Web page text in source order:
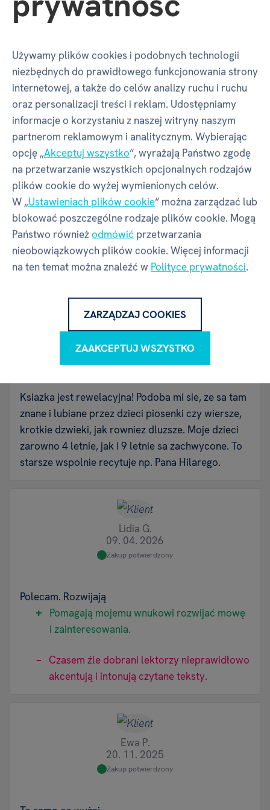
Opinie3 ×
Opinie5
3 x
100 %klienci polecają
3oceny użytkowników
Czy masz doświadczenie z tym towarem?
Napisz recenzję, aby pomóc innym wybrać.
Przejrzyj zasady
NAPISZ RECENZJĘ
Sabina
10. 04. 2026
Ksiazka jest rewelacyjna! Podoba mi sie, ze sa tam
znane i lubiane przez dzieci piosenki czy wiersze,
krotkie dzwieki, jak rowniez dluzsze. Moje dzieci
zarowno 4 letnie, jak i 9 letnie sa zachwycone. To
starsze wspolnie recytuje np. Pana Hilarego.
Lidia G.
09. 04. 2026
Zakup potwierdzony
Polecam. Rozwijają
Pomagają mojemu wnukowi rozwijać mowę
i zainteresowania.
Czasem źle dobrani lektorzy nieprawidłowo
akcentują i intonują czytane teksty.
Ewa P.
20. 11. 2025
Zakup potwierdzony
Używamy plików cookies i podobnych technologii
niezbędnych do prawidłowego funkcjonowania strony
internetowej, a także do celów analizy ruchu i ruchu
oraz personalizacji treści i reklam. Udostępniamy
informacje o korzystaniu z naszej witryny naszym
partnerom reklamowym i analitycznym. Wybierając
opcję „Akceptuj wszystko“, wyrażają Państwo zgodę
na przetwarzanie wszystkich opcjonalnych rodzajów
plików cookie do wyżej wymienionych celów.
W „Ustawieniach plików cookie“ można zarządzać lub
blokować poszczególne rodzaje plików cookie. Mogą
Państwo równieżodmówić przetwarzania
nieobowiązkowych plików cookie. Więcej informacji
na ten temat można znaleźć w Polityce prywatności.
ZARZĄDZAJ COOKIES
ZAAKCEPTUJ WSZYSTKO